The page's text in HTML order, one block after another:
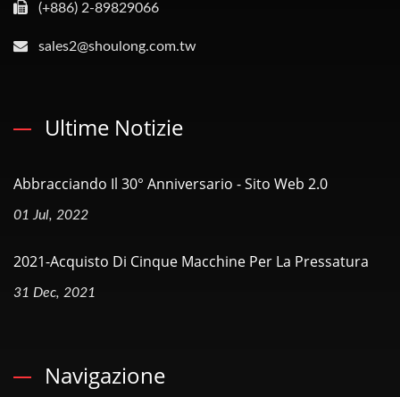
(+886) 2-89829066
sales2@shoulong.com.tw
Ultime Notizie
Abbracciando Il 30° Anniversario - Sito Web 2.0
01 Jul, 2022
2021-Acquisto Di Cinque Macchine Per La Pressatura
31 Dec, 2021
Navigazione